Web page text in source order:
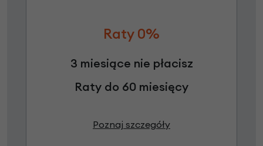
Raty 0%
3 miesiące nie płacisz
Raty do 60 miesięcy
Poznaj szczegóły